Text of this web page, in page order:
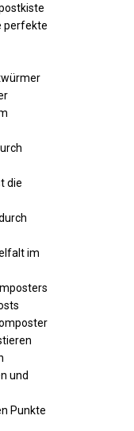
perfekte
die
im
und
Punkte